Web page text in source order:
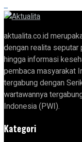
aktualita.co.id
dengan realita seputar
hingga informasi
pembaca masyarakat
tergabung dengan
wartawannya
Indonesia (PWI).
Kategori